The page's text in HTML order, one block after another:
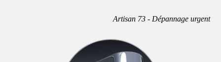
Artisan 73 - Dépannage urgent